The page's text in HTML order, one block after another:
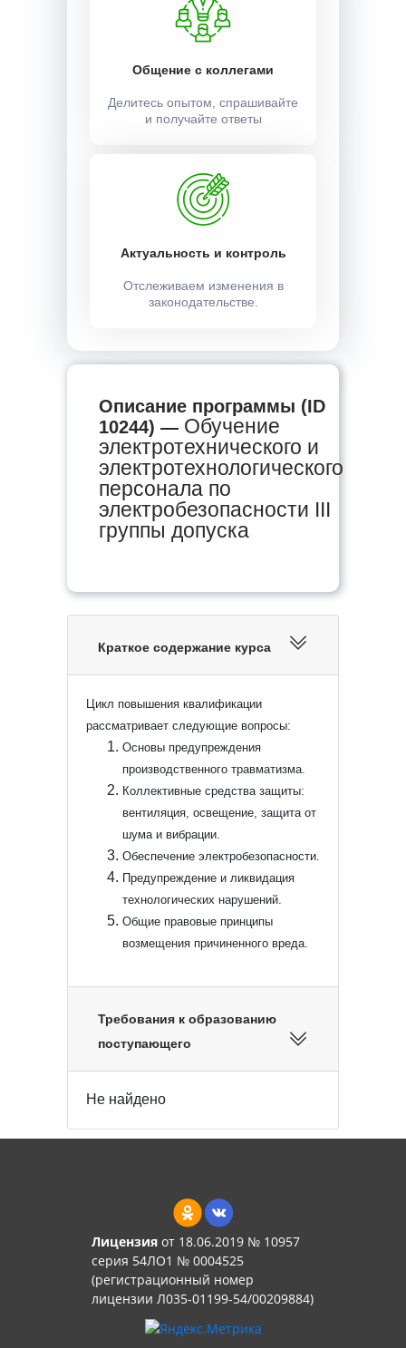
Общение с коллегами
Делитесь опытом, спрашивайте
и получайте ответы
Актуальность и контроль
Отслеживаем изменения в
законодательстве.
Описание программы (ID
10244) — Обучение
электротехнического и
электротехнологического
персонала по
электробезопасности III
группы допуска
Краткое содержание курса
Цикл повышения квалификации
рассматривает следующие вопросы:
Основы предупреждения
производственного травматизма.
Коллективные средства защиты:
вентиляция, освещение, защита от
шума и вибрации.
Обеспечение электробезопасности.
Предупреждение и ликвидация
технологических нарушений.
Общие правовые принципы
возмещения причиненного вреда.
Требования к образованию
поступающего
Не найдено
Лицензияот 18.06.2019 № 10957
серия 54ЛО1 № 0004525
(регистрационный номер
лицензии Л035-01199-54/00209884)